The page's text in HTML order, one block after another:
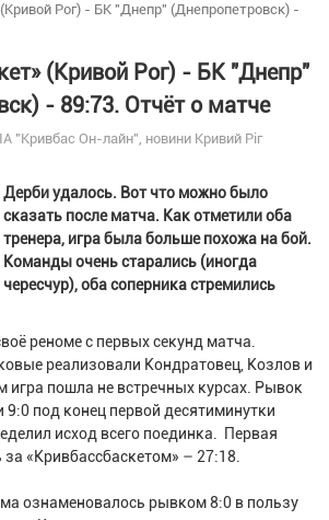
Рог) - БК "Днепр" (Днепропетровск) -
(Кривой Рог) - БК "Днепр"
- 89:73. Отчёт о матче
"Кривбас Он-лайн", новини Кривий Ріг
Дерби удалось. Вот что можно было
сказать после матча. Как отметили оба
тренера, игра была больше похожа на бой.
Команды очень старались (иногда
чересчур), оба соперника стремились
реноме с первых секунд матча.
реализовали Кондратовец, Козлов и
игра пошла не встречных курсах. Рывок
под конец первой десятиминутки
исход всего поединка. Первая
за «Кривбассбаскетом» – 27:18.
ознаменовалось рывком 8:0 в пользу